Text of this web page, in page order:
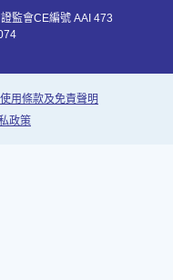
監會CE編號 AAI 473
使用條款及免責聲明
政策